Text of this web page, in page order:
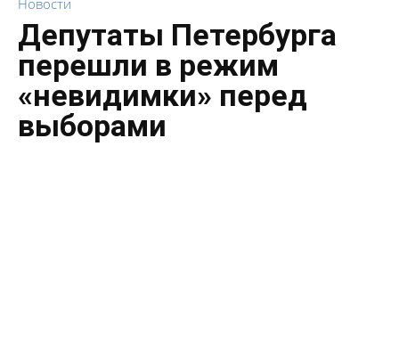
Депутаты Петербурга
перешли в режим
«невидимки» перед
выборами